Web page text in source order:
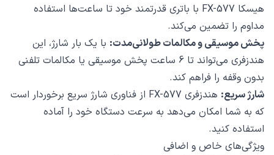
هیسکا FX-577 با باتری قدرتمند خود تا ساعت‌ها استفاده
مداوم را تضمین می‌کند.
پخش موسیقی و مکالمات طولانی‌مدت: با یک بار شارژ، این
هندزفری می‌تواند تا 6 ساعت پخش موسیقی یا مکالمات تلفنی
بدون وقفه را فراهم کند.
شارژ سریع:
هندزفری FX-577 از فناوری شارژ سریع برخوردار است
که به شما امکان می‌دهد به سرعت دستگاه خود را آماده
استفاده کنید.
ویژگی‌های خاص و اضافی